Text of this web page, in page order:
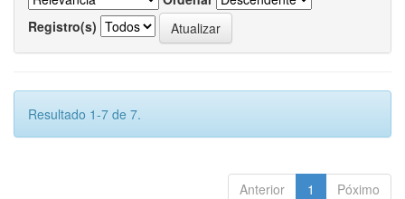
Registro(s)
Resultado 1-7 de 7.
Anterior 1 Póximo